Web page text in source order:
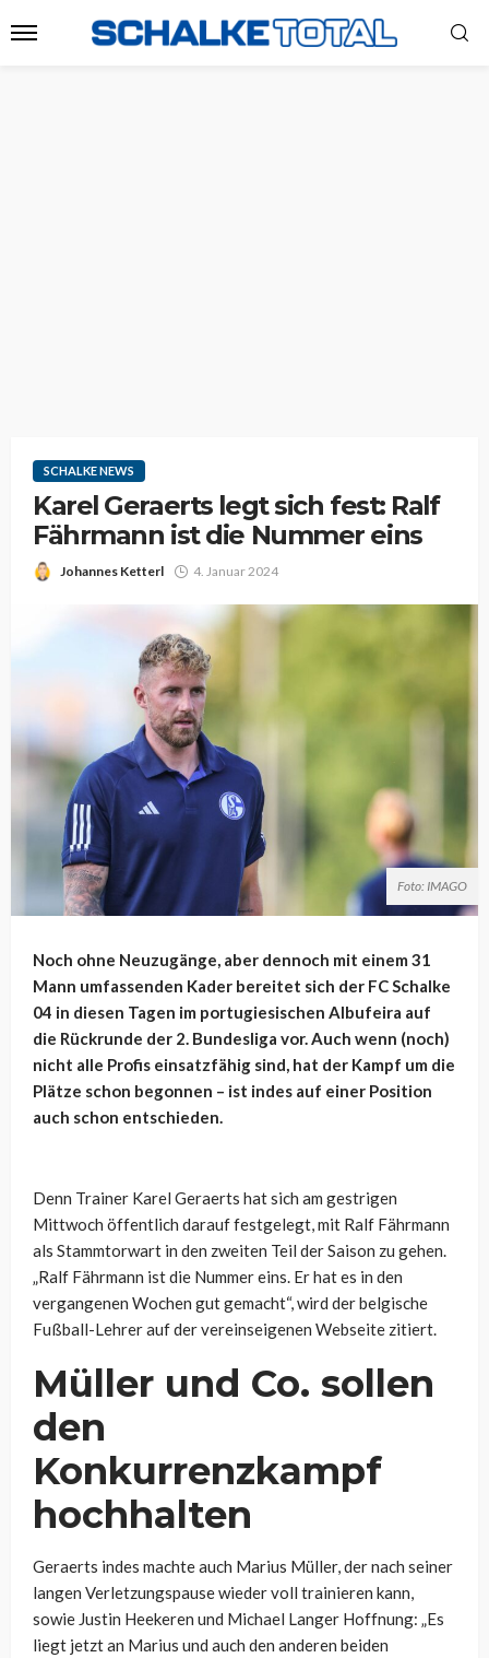
SCHALKE NEWS
Karel Geraerts legt sich fest: Ralf
Fährmann ist die Nummer eins
Johannes Ketterl 4. Januar 2024
Foto: IMAGO
Noch ohne Neuzugänge, aber dennoch mit einem 31
Mann umfassenden Kader bereitet sich der FC Schalke
04 in diesen Tagen im portugiesischen Albufeira auf
die Rückrunde der 2. Bundesliga vor. Auch wenn (noch)
nicht alle Profis einsatzfähig sind, hat der Kampf um die
Plätze schon begonnen – ist indes auf einer Position
auch schon entschieden.
Denn Trainer Karel Geraerts hat sich am gestrigen
Mittwoch öffentlich darauf festgelegt, mit Ralf Fährmann
als Stammtorwart in den zweiten Teil der Saison zu gehen.
„Ralf Fährmann ist die Nummer eins. Er hat es in den
vergangenen Wochen gut gemacht“, wird der belgische
Fußball-Lehrer auf der vereinseigenen Webseite zitiert.
Müller und Co. sollen
den
Konkurrenzkampf
hochhalten
Geraerts indes machte auch Marius Müller, der nach seiner
langen Verletzungspause wieder voll trainieren kann,
sowie Justin Heekeren und Michael Langer Hoffnung: „Es
liegt jetzt an Marius und auch den anderen beiden